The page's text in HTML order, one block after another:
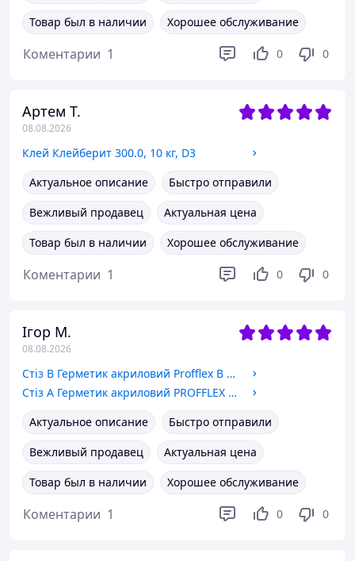
Товар был в наличии
Хорошее обслуживание
Коментарии 1 0 0
Артем Т.
08.08.2026
Клей Клейберит 300.0, 10 кг, D3
Актуальное описание
Быстро отправили
Вежливый продавец
Актуальная цена
Товар был в наличии
Хорошее обслуживание
Коментарии 1 0 0
Ігор М.
08.08.2026
Стіз В Герметик акриловий Profflex В 600мл для внутрішнього використання (білий)
Стіз А Герметик акриловий PROFFLEX А 600мл для зовнішнього використання (білий)
Актуальное описание
Быстро отправили
Вежливый продавец
Актуальная цена
Товар был в наличии
Хорошее обслуживание
Коментарии 1 0 0